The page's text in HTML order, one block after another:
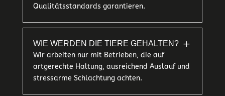
Qualitätsstandards garantieren.
WIE WERDEN DIE TIERE GEHALTEN? L
Wir arbeiten nur mit Betrieben, die auf
artgerechte Haltung, ausreichend Auslauf und
stressarme Schlachtung achten.